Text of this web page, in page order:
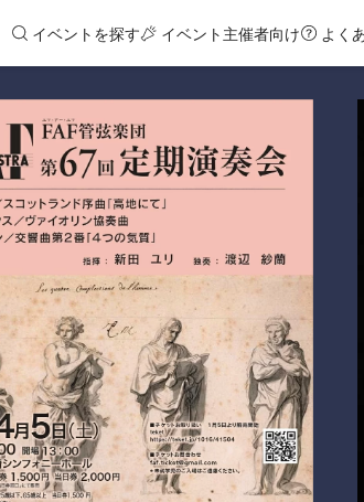
イベントを探す イベント主催者向け よく